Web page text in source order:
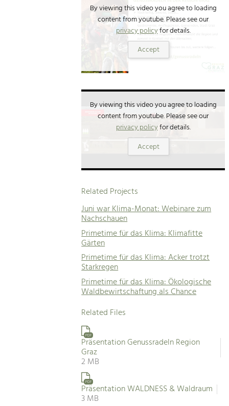
By viewing this video you agree to loading
content from youtube. Please see our
privacy policyfor details.
Accept
By viewing this video you agree to loading
content from youtube. Please see our
privacy policyfor details.
Accept
Related Projects
Juni war Klima-Monat: Webinare zum
Nachschauen
Primetime für das Klima: Klimafitte
Gärten
Primetime für das Klima: Acker trotzt
Starkregen
Primetime für das Klima: Ökologische
Waldbewirtschaftung als Chance
Related Files
PDF
Präsentation Genussradeln Region
Graz
2 MB
PDF
Präsentation WALDNESS & Waldraum
3 MB